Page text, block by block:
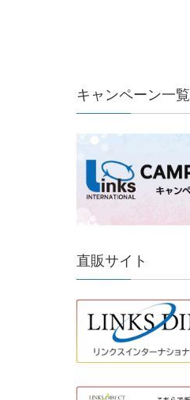
キャンペーン一覧
直販サイト